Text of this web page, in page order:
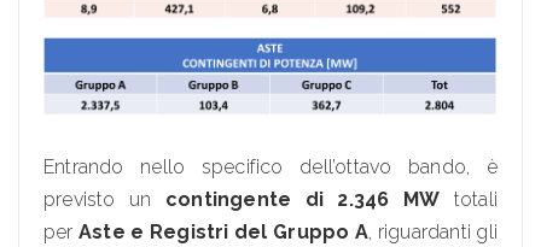
Entrando nello specifico dell’ottavo bando, è
previsto un contingente di 2.346 MW totali
perAste e Registri del Gruppo A, riguardanti gli